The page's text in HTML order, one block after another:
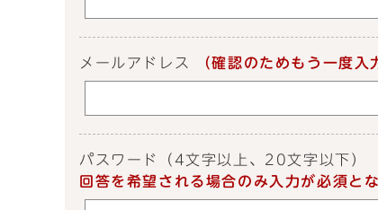
メールアドレス （確認のためもう一度入
パスワード
（4文字以上、20文字以下）
回答を希望される場合のみ入力が必須と